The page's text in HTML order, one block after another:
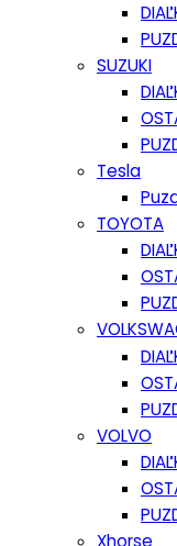
SUZUKI
Tesla
TOYOTA
VOLVO
Xhorse